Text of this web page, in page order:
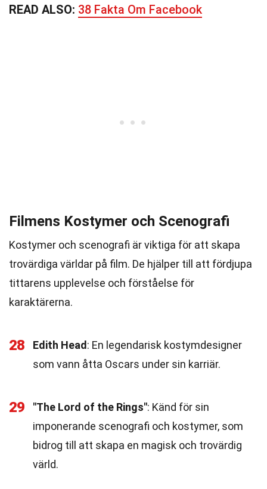
READ ALSO: 38 Fakta Om Facebook
Filmens Kostymer och Scenografi
Kostymer och scenografi är viktiga för att skapa
trovärdiga världar på film. De hjälper till att fördjupa
tittarens upplevelse och förståelse för
karaktärerna.
28 Edith Head : En legendarisk kostymdesigner
som vann åtta Oscars under sin karriär.
29 "The Lord of the Rings": Känd för sin
imponerande scenografi och kostymer, som
bidrog till att skapa en magisk och trovärdig
värld.